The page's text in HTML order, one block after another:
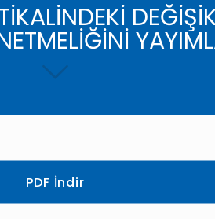
PDF İndir